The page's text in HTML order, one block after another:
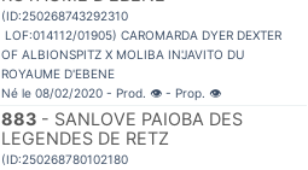
(ID:250268743292310
LOF:014112/01905) CAROMARDA DYER DEXTER
OF ALBIONSPITZ X MOLIBA IN'JAVITO DU
ROYAUME D'EBENE
Né le 08/02/2020 - Prod. 👁 - Prop. 👁
883 - SANLOVE PAIOBA DES
LEGENDES DE RETZ
(ID:250268780102180